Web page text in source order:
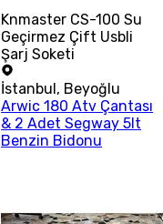
Knmaster CS-100 Su
Geçirmez Çift Usbli
Şarj Soketi
İstanbul, Beyoğlu
Arwic 180 Atv Çantası
& 2 Adet Segway 5lt
Benzin Bidonu